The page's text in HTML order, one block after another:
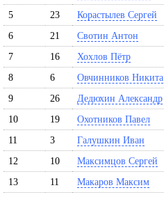
5
23 Корастылев Сергей
6
21 Свотин Антон
7
16 Хохлов Пётр
8
6 Овчинников Никита
9
26 Дедюхин Александр
10
19 Охотников Павел
11
3 Галушкин Иван
12
10 Максимцов Сергей
13
11 Макаров Максим